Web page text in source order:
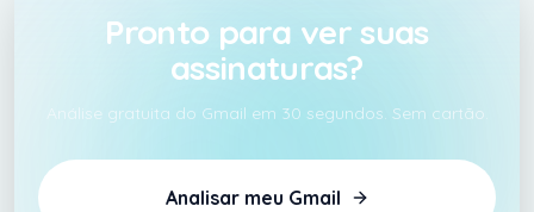
Pronto para ver suas
assinaturas?
Análise gratuita do Gmail em 30 segundos. Sem cartão.
Analisar meu Gmail